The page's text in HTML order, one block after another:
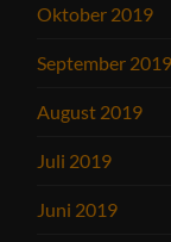
Oktober 2019
September 2019
August 2019
Juli 2019
Juni 2019